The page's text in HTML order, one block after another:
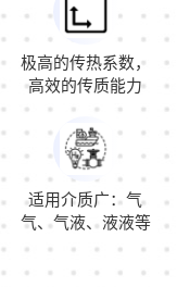
极高的传热系数，
高效的传质能力
适用介质广：气
气、气液、液液等